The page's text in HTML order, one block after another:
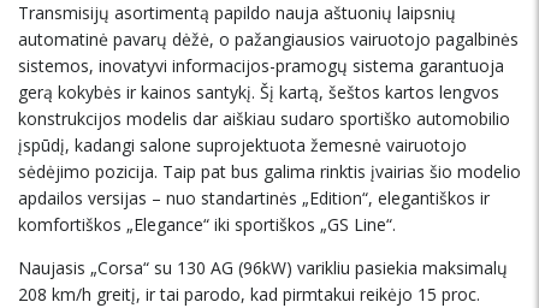
Transmisijų asortimentą papildo nauja aštuonių laipsnių
automatinė pavarų dėžė, o pažangiausios vairuotojo pagalbinės
sistemos, inovatyvi informacijos-pramogų sistema garantuoja
gerą kokybės ir kainos santykį. Šį kartą, šeštos kartos lengvos
konstrukcijos modelis dar aiškiau sudaro sportiško automobilio
įspūdį, kadangi salone suprojektuota žemesnė vairuotojo
sėdėjimo pozicija. Taip pat bus galima rinktis įvairias šio modelio
apdailos versijas – nuo standartinės „Edition“, elegantiškos ir
komfortiškos „Elegance“ iki sportiškos „GS Line“.
Naujasis „Corsa“ su 130 AG (96kW) varikliu pasiekia maksimalų
208 km/h greitį, ir tai parodo, kad pirmtakui reikėjo 15 proc.